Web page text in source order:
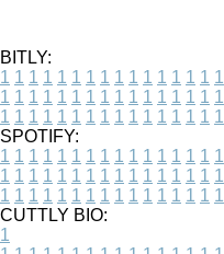
BITLY:
1 1 1 1 1 1 1 1 1 1 1 1 1 1 1 1
1 1 1 1 1 1 1 1 1 1 1 1 1 1 1 1
1 1 1 1 1 1 1 1 1 1 1 1 1 1 1 1
SPOTIFY:
1 1 1 1 1 1 1 1 1 1 1 1 1 1 1 1
1 1 1 1 1 1 1 1 1 1 1 1 1 1 1 1
1 1 1 1 1 1 1 1 1 1 1 1 1 1 1 1
CUTTLY BIO:
1